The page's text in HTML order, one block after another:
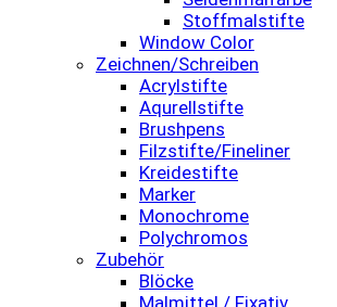
Stoffmalstifte
Window Color
Zeichnen/Schreiben
Acrylstifte
Aqurellstifte
Brushpens
Filzstifte/Fineliner
Kreidestifte
Marker
Monochrome
Polychromos
Zubehör
Blöcke